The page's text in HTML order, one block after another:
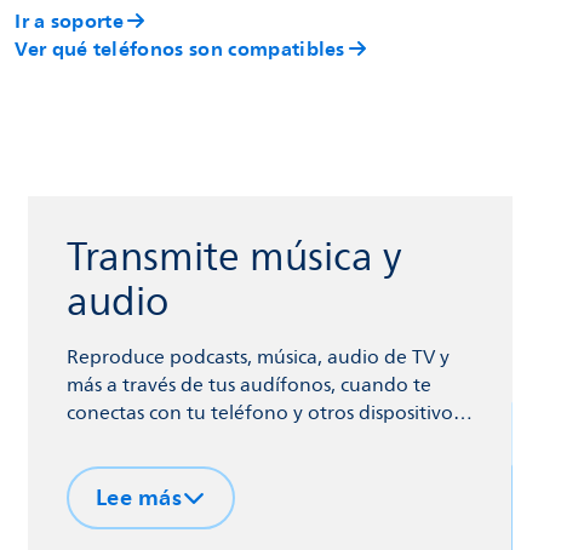
Ir a soporte
Ver qué teléfonos son compatibles
Transmite música y
audio
Reproduce podcasts, música, audio de TV y
más a través de tus audífonos, cuando te
conectas con tu teléfono y otros dispositivos
Lee más